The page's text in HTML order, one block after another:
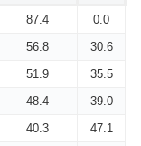
87.4
0.0
56.8
30.6
51.9
35.5
48.4
39.0
40.3
47.1